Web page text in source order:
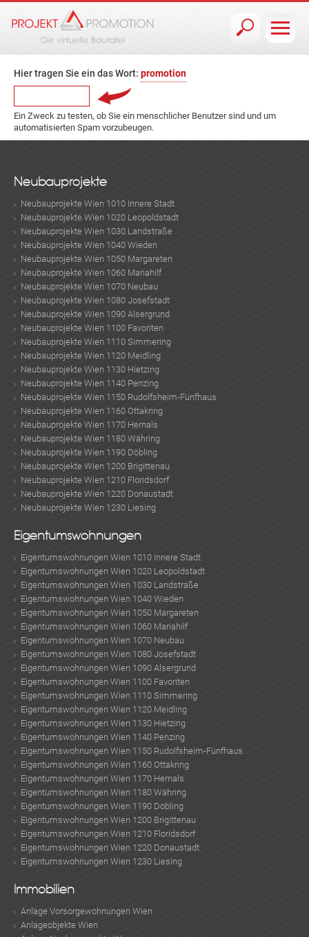
Hier tragen Sie ein das Wort: promotion
Ein Zweck zu testen, ob Sie ein menschlicher Benutzer sind und um
automatisierten Spam vorzubeugen.
Neubauprojekte
Neubauprojekte Wien 1010 Innere Stadt
Neubauprojekte Wien 1020 Leopoldstadt
Neubauprojekte Wien 1030 Landstraße
Neubauprojekte Wien 1040 Wieden
Neubauprojekte Wien 1050 Margareten
Neubauprojekte Wien 1060 Mariahilf
Neubauprojekte Wien 1070 Neubau
Neubauprojekte Wien 1080 Josefstadt
Neubauprojekte Wien 1090 Alsergrund
Neubauprojekte Wien 1100 Favoriten
Neubauprojekte Wien 1110 Simmering
Neubauprojekte Wien 1120 Meidling
Neubauprojekte Wien 1130 Hietzing
Neubauprojekte Wien 1140 Penzing
Neubauprojekte Wien 1150 Rudolfsheim-Fünfhaus
Neubauprojekte Wien 1160 Ottakring
Neubauprojekte Wien 1170 Hernals
Neubauprojekte Wien 1180 Währing
Neubauprojekte Wien 1190 Döbling
Neubauprojekte Wien 1200 Brigittenau
Neubauprojekte Wien 1210 Floridsdorf
Neubauprojekte Wien 1220 Donaustadt
Neubauprojekte Wien 1230 Liesing
Eigentumswohnungen
Eigentumswohnungen Wien 1010 Innere Stadt
Eigentumswohnungen Wien 1020 Leopoldstadt
Eigentumswohnungen Wien 1030 Landstraße
Eigentumswohnungen Wien 1040 Wieden
Eigentumswohnungen Wien 1050 Margareten
Eigentumswohnungen Wien 1060 Mariahilf
Eigentumswohnungen Wien 1070 Neubau
Eigentumswohnungen Wien 1080 Josefstadt
Eigentumswohnungen Wien 1090 Alsergrund
Eigentumswohnungen Wien 1100 Favoriten
Eigentumswohnungen Wien 1110 Simmering
Eigentumswohnungen Wien 1120 Meidling
Eigentumswohnungen Wien 1130 Hietzing
Eigentumswohnungen Wien 1140 Penzing
Eigentumswohnungen Wien 1150 Rudolfsheim-Fünfhaus
Eigentumswohnungen Wien 1160 Ottakring
Eigentumswohnungen Wien 1170 Hernals
Eigentumswohnungen Wien 1180 Währing
Eigentumswohnungen Wien 1190 Döbling
Eigentumswohnungen Wien 1200 Brigittenau
Eigentumswohnungen Wien 1210 Floridsdorf
Eigentumswohnungen Wien 1220 Donaustadt
Eigentumswohnungen Wien 1230 Liesing
Immobilien
Anlage Vorsorgewohnungen Wien
Anlageobjekte Wien